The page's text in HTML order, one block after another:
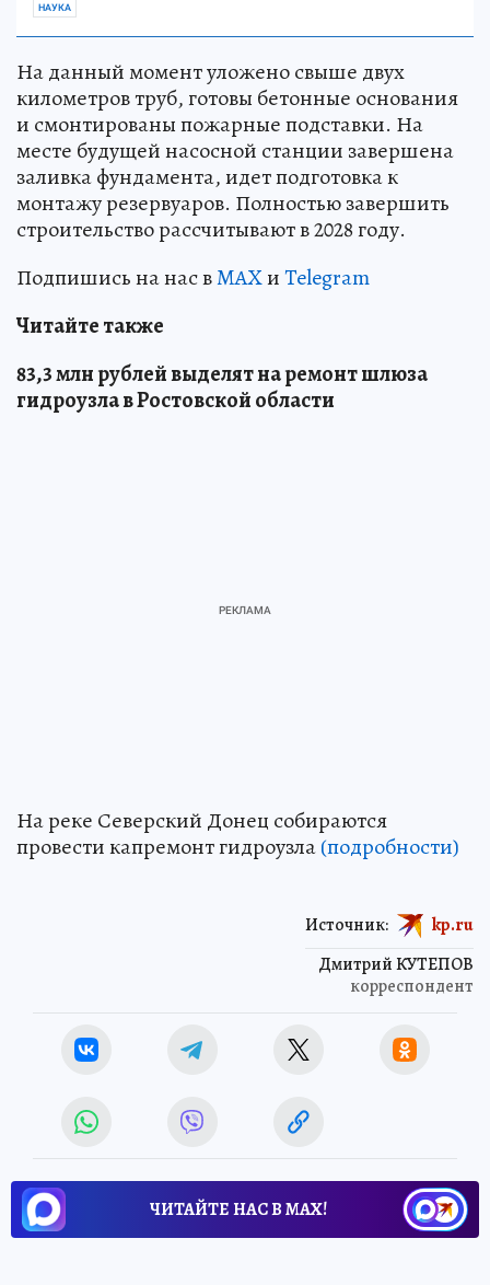
НАУКА
На данный момент уложено свыше двух
километров труб, готовы бетонные основания
и смонтированы пожарные подставки. На
месте будущей насосной станции завершена
заливка фундамента, идет подготовка к
монтажу резервуаров. Полностью завершить
строительство рассчитывают в 2028 году.
Подпишись на нас вMAXиTelegram
Читайте также
83,3 млн рублей выделят на ремонт шлюза
гидроузла в Ростовской области
На реке Северский Донец собираются
провести капремонт гидроузла(подробности)
Дмитрий КУТЕПОВ
корреспондент
Источник: kp.ru
ЧИТАЙТЕ НАС В МАХ!